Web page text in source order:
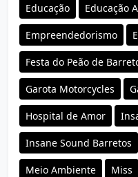
Educação Educação
Empreendedorismo
Festa do Peão de
Garota Motorcycles
Hospital de Amor
Insane Sound Barretos
Meio Ambiente Miss